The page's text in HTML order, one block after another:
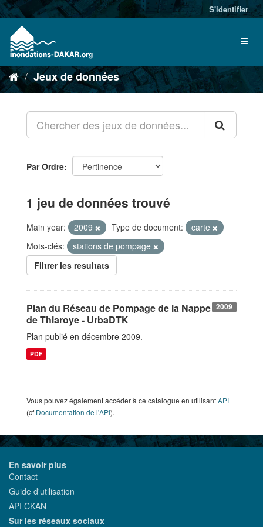
S'identifier
Jeux de données
Par Ordre
1 jeu de données trouvé
Main year: 2009 Type de document:
carte
Mots-clés:
stations de pompage
Filtrer les resultats
2009
Plan du Réseau de Pompage de la Nappe
de Thiaroye - UrbaDTK
Plan publié en décembre 2009.
PDF
Vous pouvez également accéder à ce catalogue en utilisantAPI
(cf Documentation de l'API).
En savoir plus
Contact
Guide d'utilisation
API CKAN
Sur les réseaux sociaux